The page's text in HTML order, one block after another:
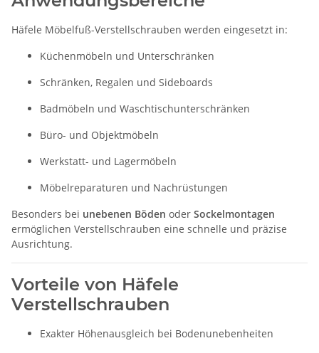
Häfele Möbelfuß-Verstellschrauben werden eingesetzt in:
Küchenmöbeln und Unterschränken
Schränken, Regalen und Sideboards
Badmöbeln und Waschtischunterschränken
Büro- und Objektmöbeln
Werkstatt- und Lagermöbeln
Möbelreparaturen und Nachrüstungen
Besonders bei unebenen Böden oder Sockelmontagen
ermöglichen Verstellschrauben eine schnelle und präzise
Ausrichtung.
Vorteile von Häfele
Verstellschrauben
Exakter Höhenausgleich bei Bodenunebenheiten